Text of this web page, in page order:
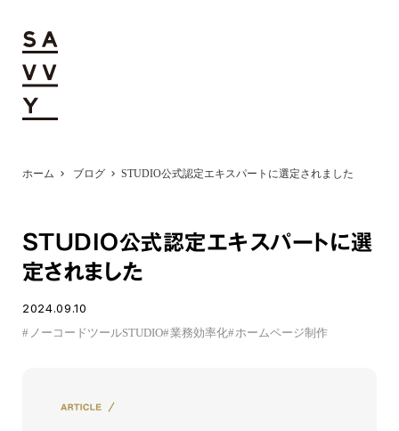
ホーム chevron_right ブログ chevron_right STUDIO公式認定エキスパートに選定されました
STUDIO公式認定エキスパートに選
定されました
2024.09.10
# ノーコードツールSTUDIO#業務効率化# ホームページ制作